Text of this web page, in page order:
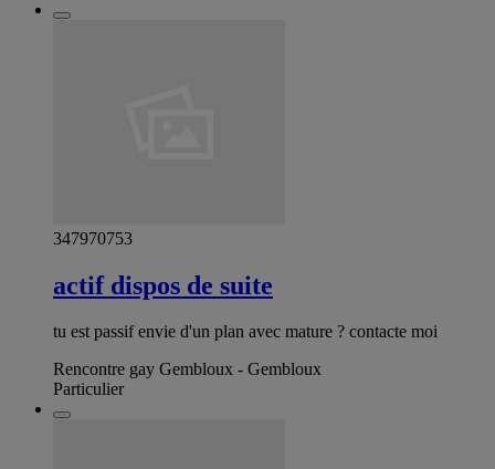
347970753
actif dispos de suite
tu est passif envie d'un plan avec mature ? contacte moi
Rencontre gay Gembloux - Gembloux
Particulier